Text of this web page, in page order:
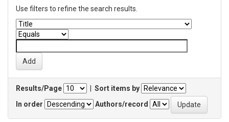
Use filters to refine the search results.
Results/Page
Sort items by
In order
Authors/record